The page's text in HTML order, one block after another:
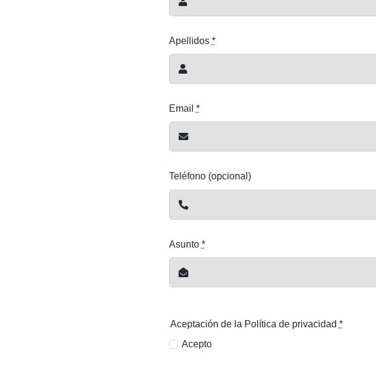
Apellidos *
Email *
Teléfono (opcional)
Asunto *
Aceptación de la Política de privacidad *
Acepto